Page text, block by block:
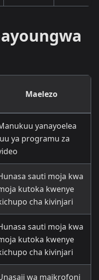
Maelezo
yanayoelea
ya programu za
sauti moja kwa
kutoka kwenye
cha kivinjari
sauti moja kwa
kutoka kwenye
cha kivinjari
wa maikrofoni